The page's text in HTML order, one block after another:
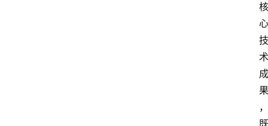
核
心
技
术
成
果
，
既